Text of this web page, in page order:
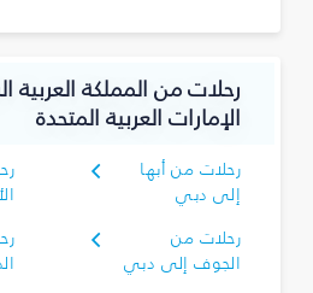
رحلات من المملكة العربية
الإمارات العربية المتحدة
رحلات من أبها
إلى دبي
رحلات من
الجوف إلى دبي